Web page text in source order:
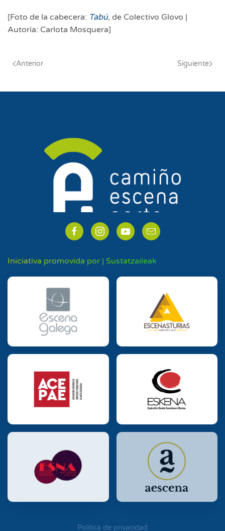
[Foto de la cabecera: Tabú, de Colectivo Glovo |
Autoría: Carlota Mosquera]
Anterior Siguiente
Iniciativa promovida por | Sustatzaileak
Política de privacidad